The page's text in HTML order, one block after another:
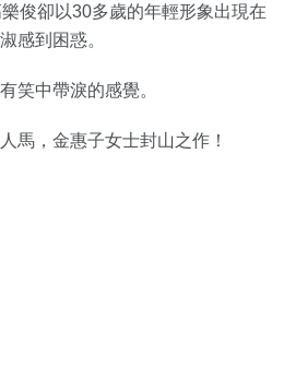
俊卻以30多歲的年輕形象出現在
感到困惑。
笑中帶淚的感覺。
馬，金惠子女士封山之作！